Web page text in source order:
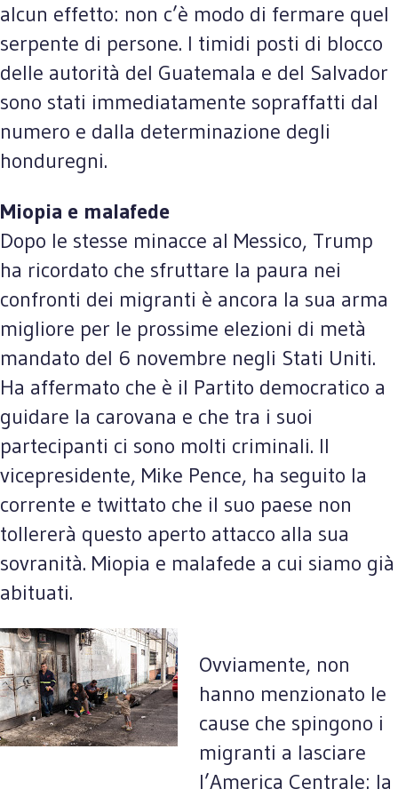
alcun effetto: non c’è modo di fermare quel
serpente di persone. I timidi posti di blocco
delle autorità del Guatemala e del Salvador
sono stati immediatamente sopraffatti dal
numero e dalla determinazione degli
honduregni.
Miopia e malafede
Dopo le stesse minacce al Messico, Trump
ha ricordato che sfruttare la paura nei
confronti dei migranti è ancora la sua arma
migliore per le prossime elezioni di metà
mandato del 6 novembre negli Stati Uniti.
Ha affermato che è il Partito democratico a
guidare la carovana e che tra i suoi
partecipanti ci sono molti criminali. Il
vicepresidente, Mike Pence, ha seguito la
corrente e twittato che il suo paese non
tollererà questo aperto attacco alla sua
sovranità. Miopia e malafede a cui siamo già
abituati.
Ovviamente, non
hanno menzionato le
cause che spingono i
migranti a lasciare
l’America Centrale: la